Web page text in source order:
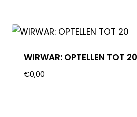
WIRWAR: OPTELLEN TOT 20
€0,00